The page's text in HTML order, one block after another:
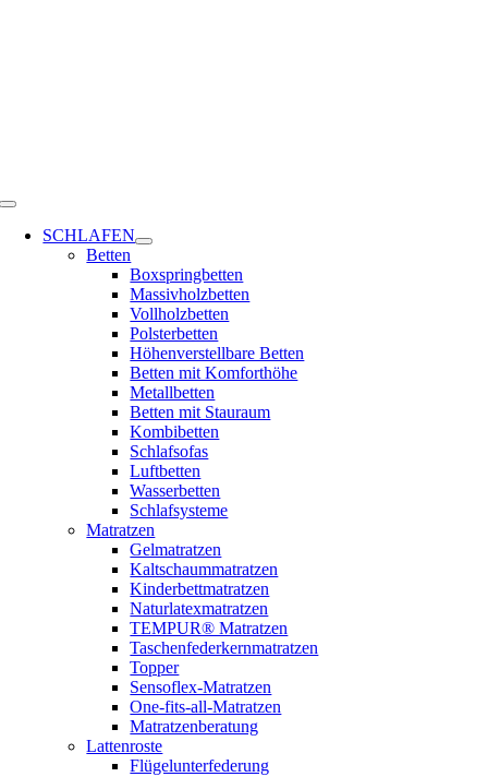
Toggle
NavigationSCHLAFEN
Betten
Boxspringbetten
Massivholzbetten
Vollholzbetten
Polsterbetten
Höhenverstellbare Betten
Betten mit Komforthöhe
Metallbetten
Betten mit Stauraum
Kombibetten
Schlafsofas
Luftbetten
Wasserbetten
Schlafsysteme
Matratzen
Gelmatratzen
Kaltschaummatratzen
Kinderbettmatratzen
Naturlatexmatratzen
TEMPUR® Matratzen
Taschenfederkernmatratzen
Topper
Sensoflex-Matratzen
One-fits-all-Matratzen
Matratzenberatung
Lattenroste
Flügelunterfederung